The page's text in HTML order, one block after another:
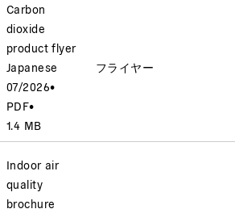
Carbon
dioxide
product flyer
Japanese
07/2026•
PDF•
1.4 MB
フライヤー
Indoor air
quality
brochure